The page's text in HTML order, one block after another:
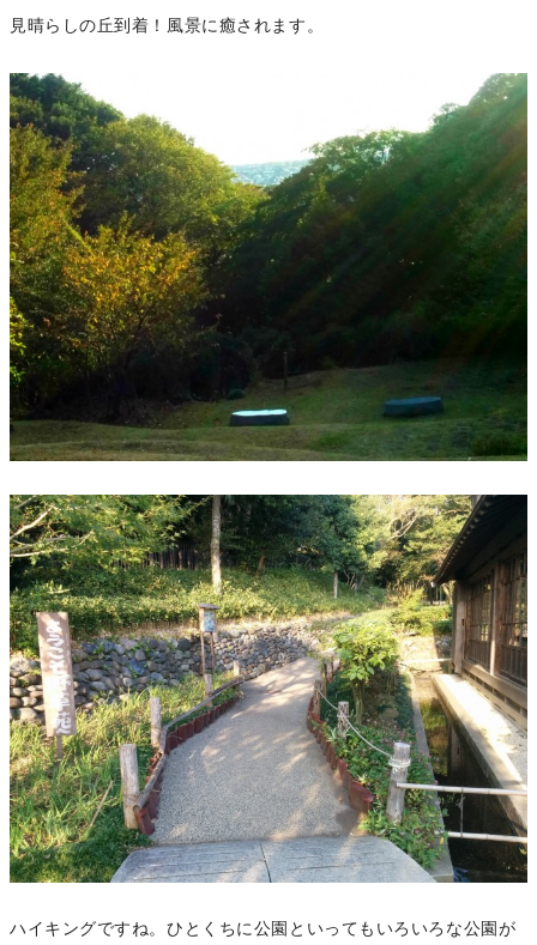
見晴らしの丘到着！風景に癒されます。
ハイキングですね。ひとくちに公園といってもいろいろな公園が